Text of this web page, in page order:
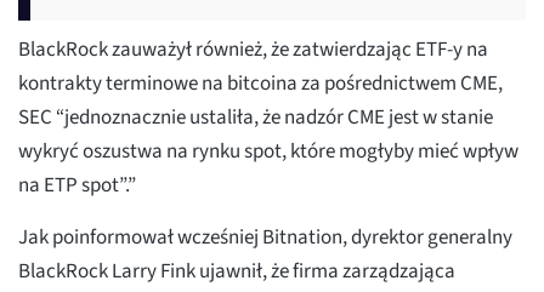
BlackRock zauważył również, że zatwierdzając ETF-y na
kontrakty terminowe na bitcoina za pośrednictwem CME,
SEC “jednoznacznie ustaliła, że nadzór CME jest w stanie
wykryć oszustwa na rynku spot, które mogłyby mieć wpływ
na ETP spot”.”
Jak poinformował wcześniej Bitnation, dyrektor generalny
BlackRock Larry Fink ujawnił, że firma zarządzająca